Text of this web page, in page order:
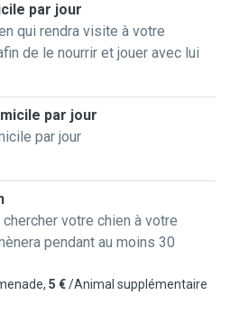
par jour
qui rendra visite à votre
de le nourrir et jouer avec lui
par jour
par jour
votre chien à votre
pendant au moins 30
5 €/Animal supplémentaire